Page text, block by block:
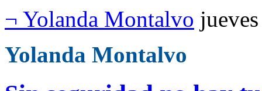
¬ Yolanda Montalvo
Yolanda Montalvo